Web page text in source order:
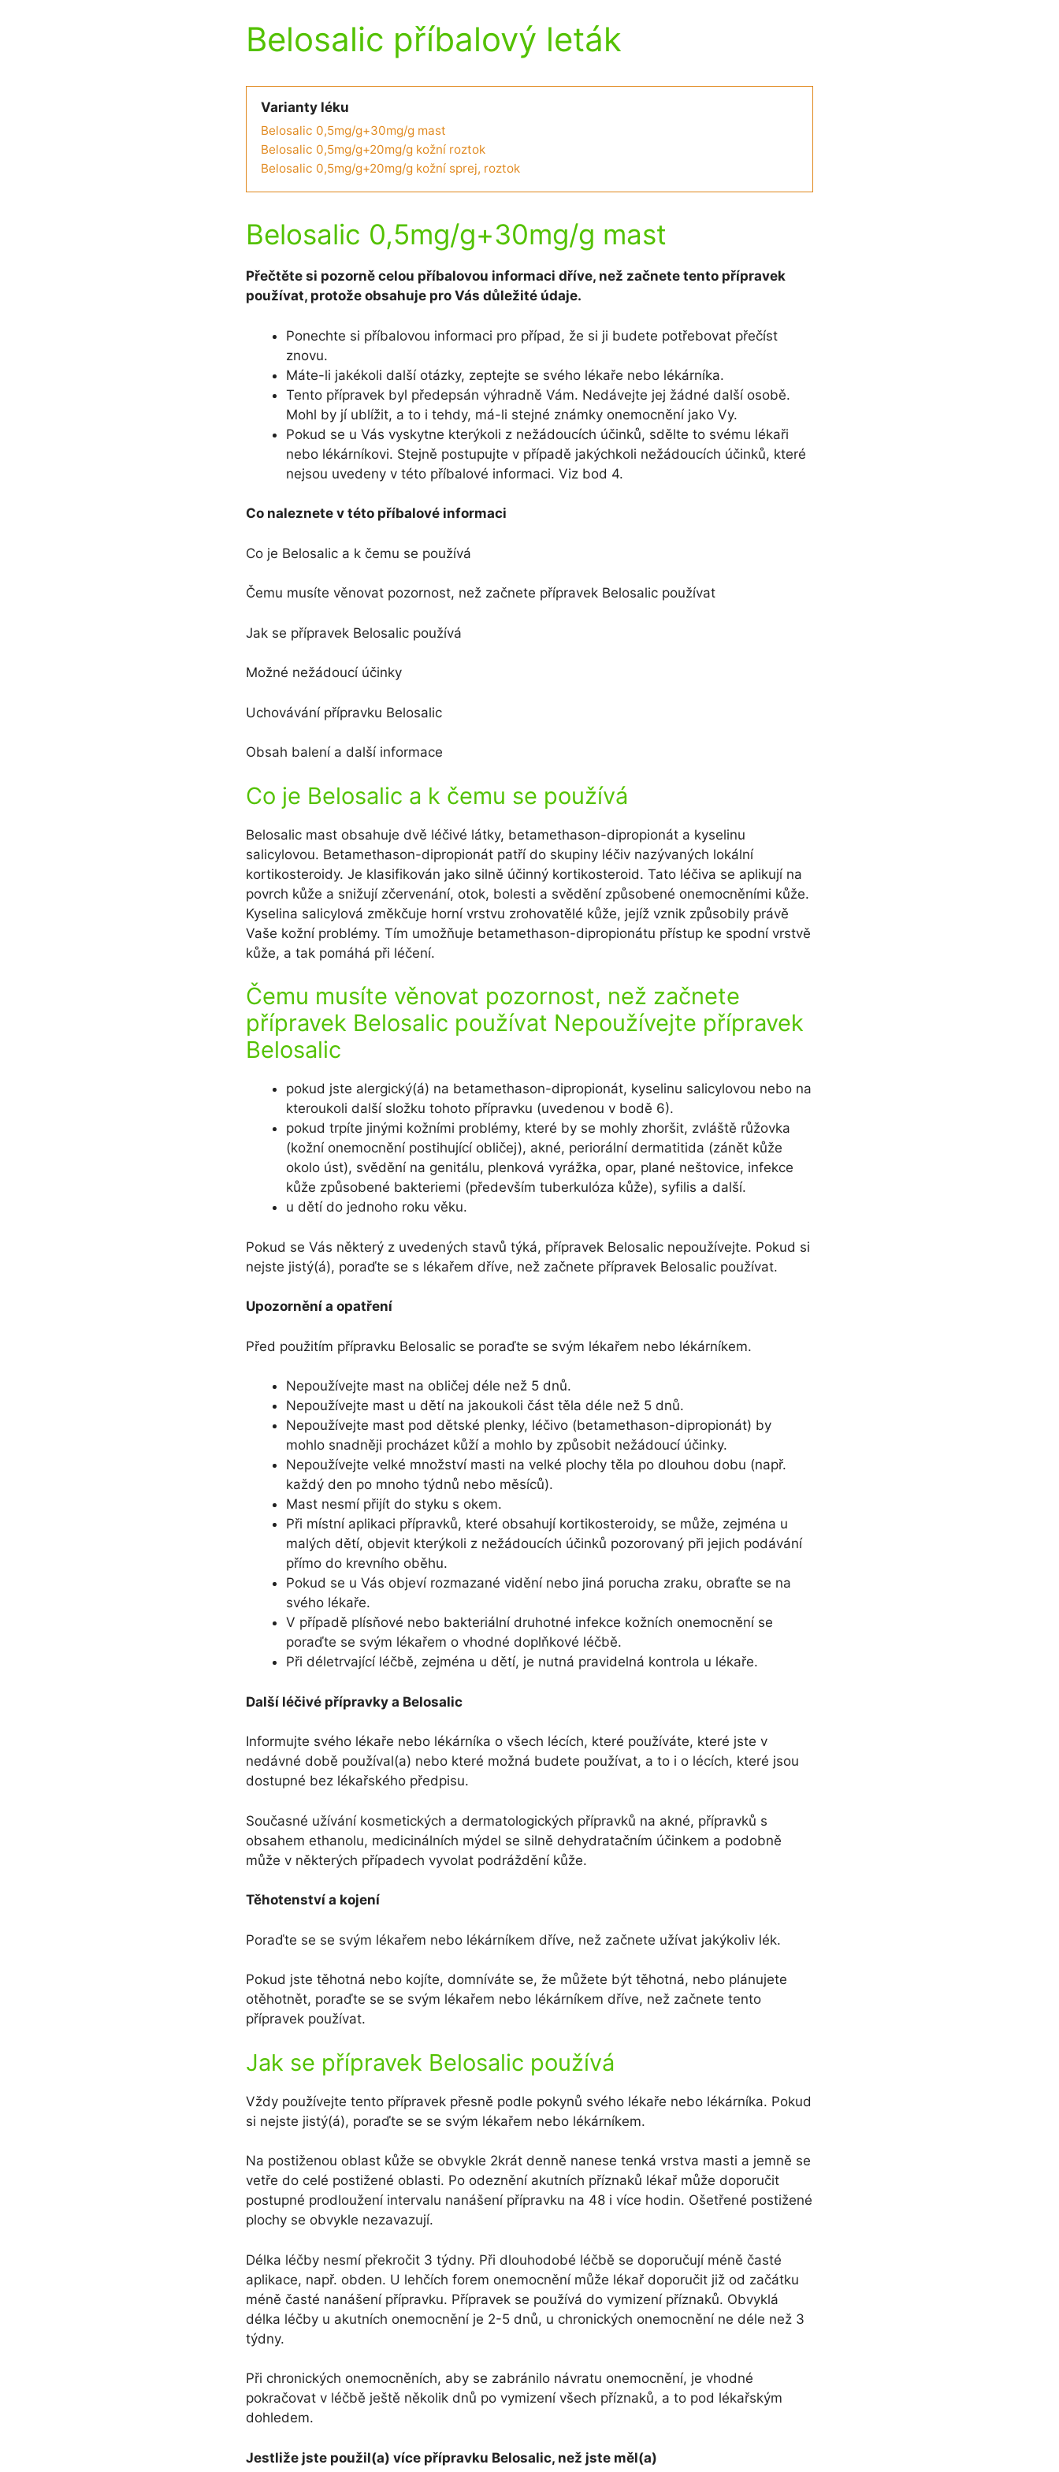
Belosalic příbalový leták
Varianty léku
Belosalic 0,5mg/g+30mg/g mast
Belosalic 0,5mg/g+20mg/g kožní roztok
Belosalic 0,5mg/g+20mg/g kožní sprej, roztok
Belosalic 0,5mg/g+30mg/g mast
Přečtěte si pozorně celou příbalovou informaci dříve, než začnete tento přípravek
používat, protože obsahuje pro Vás důležité údaje.
Ponechte si příbalovou informaci pro případ, že si ji budete potřebovat přečíst
znovu.
Máte-li jakékoli další otázky, zeptejte se svého lékaře nebo lékárníka.
Tento přípravek byl předepsán výhradně Vám. Nedávejte jej žádné další osobě.
Mohl by jí ublížit, a to i tehdy, má-li stejné známky onemocnění jako Vy.
Pokud se u Vás vyskytne kterýkoli z nežádoucích účinků, sdělte to svému lékaři
nebo lékárníkovi. Stejně postupujte v případě jakýchkoli nežádoucích účinků, které
nejsou uvedeny v této příbalové informaci. Viz bod 4.
Co naleznete v této příbalové informaci
Co je Belosalic a k čemu se používá
Čemu musíte věnovat pozornost, než začnete přípravek Belosalic používat
Jak se přípravek Belosalic používá
Možné nežádoucí účinky
Uchovávání přípravku Belosalic
Obsah balení a další informace
Co je Belosalic a k čemu se používá
Belosalic mast obsahuje dvě léčivé látky, betamethason-dipropionát a kyselinu
salicylovou. Betamethason-dipropionát patří do skupiny léčiv nazývaných lokální
kortikosteroidy. Je klasifikován jako silně účinný kortikosteroid. Tato léčiva se aplikují na
povrch kůže a snižují zčervenání, otok, bolesti a svědění způsobené onemocněními kůže.
Kyselina salicylová změkčuje horní vrstvu zrohovatělé kůže, jejíž vznik způsobily právě
Vaše kožní problémy. Tím umožňuje betamethason-dipropionátu přístup ke spodní vrstvě
kůže, a tak pomáhá při léčení.
Čemu musíte věnovat pozornost, než začnete
přípravek Belosalic používat Nepoužívejte přípravek
Belosalic
pokud jste alergický(á) na betamethason-dipropionát, kyselinu salicylovou nebo na
kteroukoli další složku tohoto přípravku (uvedenou v bodě 6).
pokud trpíte jinými kožními problémy, které by se mohly zhoršit, zvláště růžovka
(kožní onemocnění postihující obličej), akné, periorální dermatitida (zánět kůže
okolo úst), svědění na genitálu, plenková vyrážka, opar, plané neštovice, infekce
kůže způsobené bakteriemi (především tuberkulóza kůže), syfilis a další.
u dětí do jednoho roku věku.
Pokud se Vás některý z uvedených stavů týká, přípravek Belosalic nepoužívejte. Pokud si
nejste jistý(á), poraďte se s lékařem dříve, než začnete přípravek Belosalic používat.
Upozornění a opatření
Před použitím přípravku Belosalic se poraďte se svým lékařem nebo lékárníkem.
Nepoužívejte mast na obličej déle než 5 dnů.
Nepoužívejte mast u dětí na jakoukoli část těla déle než 5 dnů.
Nepoužívejte mast pod dětské plenky, léčivo (betamethason-dipropionát) by
mohlo snadněji procházet kůží a mohlo by způsobit nežádoucí účinky.
Nepoužívejte velké množství masti na velké plochy těla po dlouhou dobu (např.
každý den po mnoho týdnů nebo měsíců).
Mast nesmí přijít do styku s okem.
Při místní aplikaci přípravků, které obsahují kortikosteroidy, se může, zejména u
malých dětí, objevit kterýkoli z nežádoucích účinků pozorovaný při jejich podávání
přímo do krevního oběhu.
Pokud se u Vás objeví rozmazané vidění nebo jiná porucha zraku, obraťte se na
svého lékaře.
V případě plísňové nebo bakteriální druhotné infekce kožních onemocnění se
poraďte se svým lékařem o vhodné doplňkové léčbě.
Při déletrvající léčbě, zejména u dětí, je nutná pravidelná kontrola u lékaře.
Další léčivé přípravky a Belosalic
Informujte svého lékaře nebo lékárníka o všech lécích, které používáte, které jste v
nedávné době používal(a) nebo které možná budete používat, a to i o lécích, které jsou
dostupné bez lékařského předpisu.
Současné užívání kosmetických a dermatologických přípravků na akné, přípravků s
obsahem ethanolu, medicinálních mýdel se silně dehydratačním účinkem a podobně
může v některých případech vyvolat podráždění kůže.
Těhotenství a kojení
Poraďte se se svým lékařem nebo lékárníkem dříve, než začnete užívat jakýkoliv lék.
Pokud jste těhotná nebo kojíte, domníváte se, že můžete být těhotná, nebo plánujete
otěhotnět, poraďte se se svým lékařem nebo lékárníkem dříve, než začnete tento
přípravek používat.
Jak se přípravek Belosalic používá
Vždy používejte tento přípravek přesně podle pokynů svého lékaře nebo lékárníka. Pokud
si nejste jistý(á), poraďte se se svým lékařem nebo lékárníkem.
Na postiženou oblast kůže se obvykle 2krát denně nanese tenká vrstva masti a jemně se
vetře do celé postižené oblasti. Po odeznění akutních příznaků lékař může doporučit
postupné prodloužení intervalu nanášení přípravku na 48 i více hodin. Ošetřené postižené
plochy se obvykle nezavazují.
Délka léčby nesmí překročit 3 týdny. Při dlouhodobé léčbě se doporučují méně časté
aplikace, např. obden. U lehčích forem onemocnění může lékař doporučit již od začátku
méně časté nanášení přípravku. Přípravek se používá do vymizení příznaků. Obvyklá
délka léčby u akutních onemocnění je 2-5 dnů, u chronických onemocnění ne déle než 3
týdny.
Při chronických onemocněních, aby se zabránilo návratu onemocnění, je vhodné
pokračovat v léčbě ještě několik dnů po vymizení všech příznaků, a to pod lékařským
dohledem.
Jestliže jste použil(a) více přípravku Belosalic, než jste měl(a)